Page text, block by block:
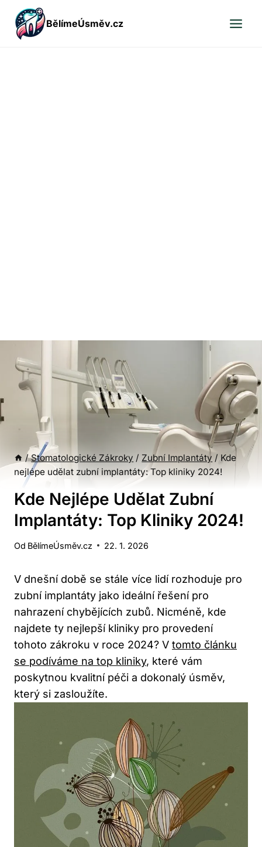
Přeskočit
obsah
BělímeÚsměv.cz
/ Stomatologické Zákroky / Zubní Implantáty / Kde
nejlépe udělat zubní implantáty: Top kliniky 2024!
Kde Nejlépe Udělat Zubní
Implantáty: Top Kliniky 2024!
Od BělímeÚsměv.cz 22. 1. 2026
V dnešní době se stále více lidí rozhoduje pro
zubní implantáty jako ideální řešení pro
nahrazení chybějících zubů. Nicméně, kde
najdete ty nejlepší kliniky pro provedení
tohoto zákroku v roce 2024? V tomto článku
se podíváme na top kliniky, které vám
poskytnou kvalitní péči a dokonalý úsměv,
který si zasloužíte.